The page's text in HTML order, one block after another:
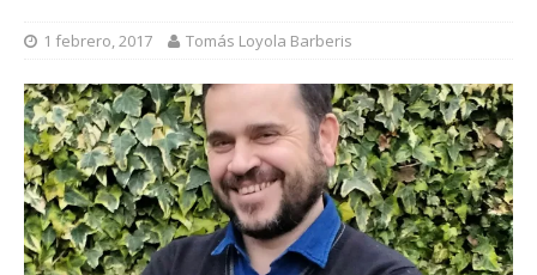
1 febrero, 2017 Tomás Loyola Barberis